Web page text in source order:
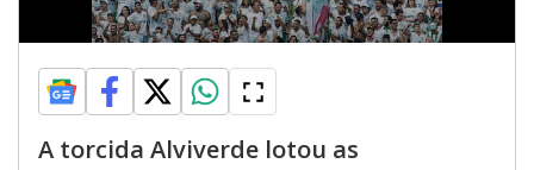
A torcida Alviverde lotou as